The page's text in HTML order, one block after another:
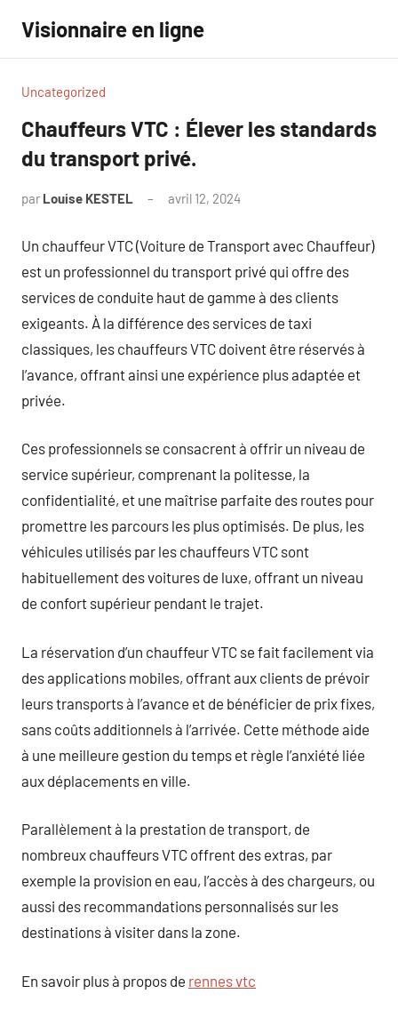
contenu
Visionnaire en ligne
Uncategorized
Chauffeurs VTC : Élever les standards
du transport privé.
par Louise KESTEL avril 12, 2024
Un chauffeur VTC (Voiture de Transport avec Chauffeur)
est un professionnel du transport privé qui offre des
services de conduite haut de gamme à des clients
exigeants. À la différence des services de taxi
classiques, les chauffeurs VTC doivent être réservés à
l’avance, offrant ainsi une expérience plus adaptée et
privée.
Ces professionnels se consacrent à offrir un niveau de
service supérieur, comprenant la politesse, la
confidentialité, et une maîtrise parfaite des routes pour
promettre les parcours les plus optimisés. De plus, les
véhicules utilisés par les chauffeurs VTC sont
habituellement des voitures de luxe, offrant un niveau
de confort supérieur pendant le trajet.
La réservation d’un chauffeur VTC se fait facilement via
des applications mobiles, offrant aux clients de prévoir
leurs transports à l’avance et de bénéficier de prix fixes,
sans coûts additionnels à l’arrivée. Cette méthode aide
à une meilleure gestion du temps et règle l’anxiété liée
aux déplacements en ville.
Parallèlement à la prestation de transport, de
nombreux chauffeurs VTC offrent des extras, par
exemple la provision en eau, l’accès à des chargeurs, ou
aussi des recommandations personnalisés sur les
destinations à visiter dans la zone.
En savoir plus à propos de rennes vtc